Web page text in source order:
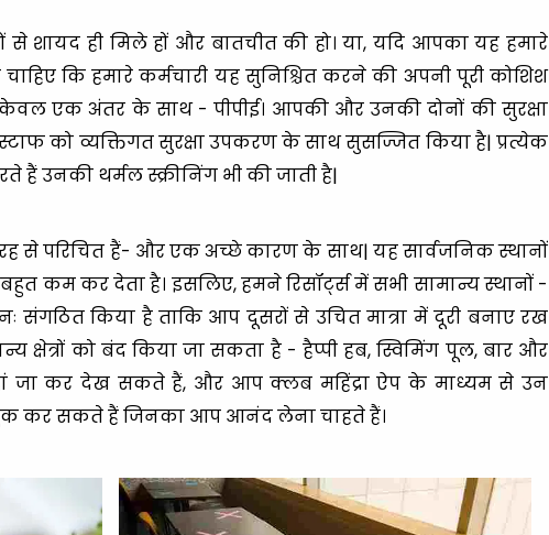
से शायद ही मिले हों और बातचीत की हो। या, यदि आपका यह हमारे
कि हमारे कर्मचारी यह सुनिश्चित करने की अपनी पूरी कोशिश
एक अंतर के साथ - पीपीई। आपकी और उनकी दोनों की सुरक्षा
को व्यक्तिगत सुरक्षा उपकरण के साथ सुसज्जित किया है| प्रत्येक
हैं उनकी थर्मल स्क्रीनिंग भी की जाती है|
से परिचित हैं- और एक अच्छे कारण के साथ| यह सार्वजनिक स्थानों
कम कर देता है। इसलिए, हमने रिसॉर्ट्स में सभी सामान्य स्थानों -
संगठित किया है ताकि आप दूसरों से उचित मात्रा में दूरी बनाए रख
क्षेत्रों को बंद किया जा सकता है - हैप्पी हब, स्विमिंग पूल, बार और
जा कर देख सकते हैं, और आप क्लब महिंद्रा ऐप के माध्यम से उन
बुक कर सकते हैं जिनका आप आनंद लेना चाहते हैं।